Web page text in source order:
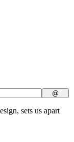
sets us apart